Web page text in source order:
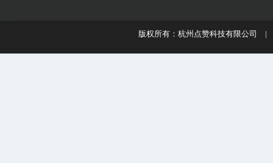
版权所有：杭州点赞科技有限公司